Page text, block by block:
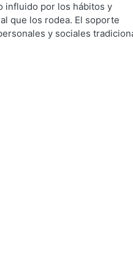
influido por los hábitos y
que los rodea. El soporte
y sociales